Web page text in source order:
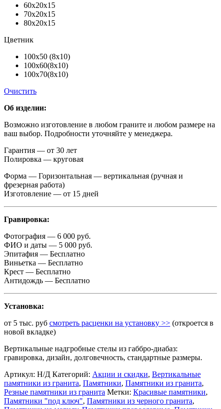
60х20х15
70х20х15
80х20х15
Цветник
100х50 (8х10)
100х60(8х10)
100х70(8х10)
Очистить
Об изделии:
Возможно изготовление в любом граните и любом размере на
ваш выбор. Подробности уточняйте у менеджера.
Гарантия — от 30 лет
Полировка — круговая
Форма — Горизонтальная — вертикальная (ручная и
фрезерная работа)
Изготовление — от 15 дней
Гравировка:
Фотография — 6 000 руб.
ФИО и даты — 5 000 руб.
Эпитафия — Бесплатно
Виньетка — Бесплатно
Крест — Бесплатно
Антидождь — Бесплатно
Установка:
от 5 тыс. руб смотреть расценки на установку >> (откроется в
новой вкладке)
Вертикальные надгробные стелы из габбро-диабаз:
гравировка, дизайн, долговечность, стандартные размеры.
Артикул: Н/Д Категорий: Акции и скидки, Вертикальные
памятники из гранита, Памятники, Памятники из гранита,
Резные памятники из гранита Метки: Красивые памятники,
Памятники "под ключ", Памятники из черного гранита,